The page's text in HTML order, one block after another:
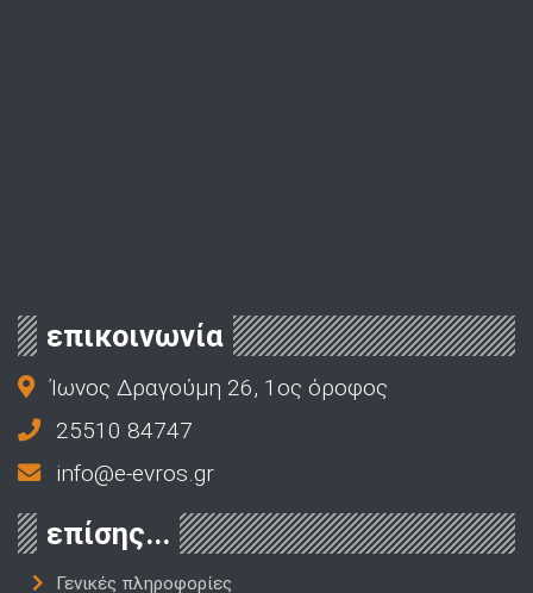
επικοινωνία
Ίωνος Δραγούμη 26, 1ος όροφος
25510 84747
info@e-evros.gr
επίσης...
Γενικές πληροφορίες